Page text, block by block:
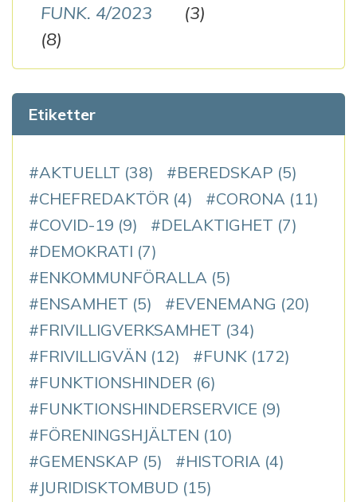
FUNK. 4/2023
(8)
(3)
Etiketter
AKTUELLT (38) BEREDSKAP (5)
CHEFREDAKTÖR (4) CORONA (11)
COVID-19 (9) DELAKTIGHET (7)
DEMOKRATI (7)
ENKOMMUNFÖRALLA (5)
ENSAMHET (5) EVENEMANG (20)
FRIVILLIGVERKSAMHET (34)
FRIVILLIGVÄN (12) FUNK (172)
FUNKTIONSHINDER (6)
FUNKTIONSHINDERSERVICE (9)
FÖRENINGSHJÄLTEN (10)
GEMENSKAP (5) HISTORIA (4)
JURIDISKTOMBUD (15)